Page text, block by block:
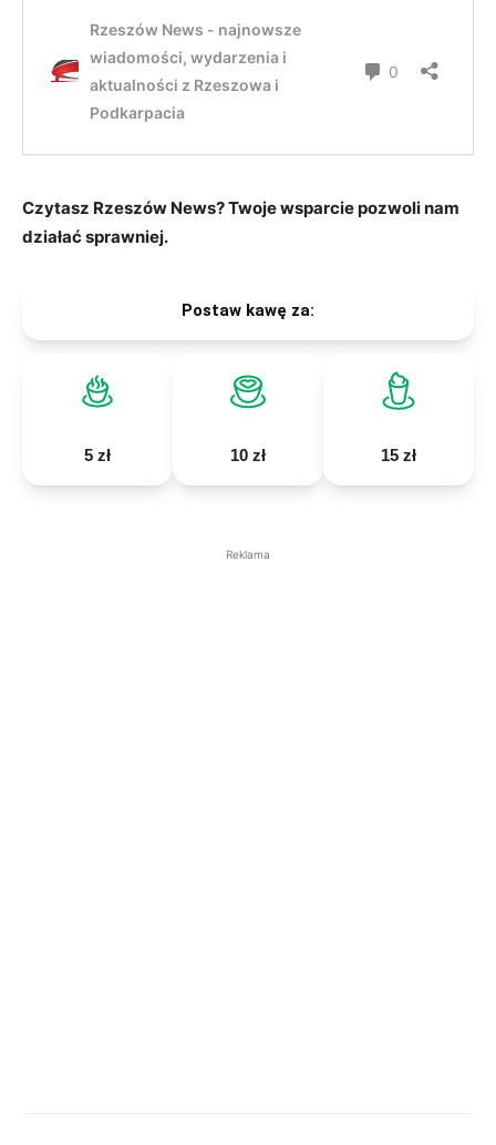
Czytasz Rzeszów News? Twoje wsparcie pozwoli nam
działać sprawniej.
Postaw kawę za:
5 zł 10 zł 15 zł
Reklama